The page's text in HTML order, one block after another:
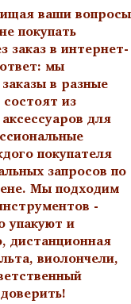
ваши вопросы
покупать
заказ в интернет-
мы
в разные
из
для
покупателя
запросов по
Мы подходим
-
упакуют и
дистанционная
виолончели,